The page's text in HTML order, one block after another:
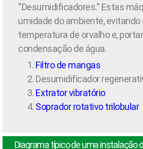
“Desumidificadores.” Estas
umidade do ambiente, evitando
temperatura de orvalho e,
condensação de água.
Filtro de mangas
Desumidificador
Extrator vibratório
Soprador rotativo trilobular
Diagrama típico de uma instalação